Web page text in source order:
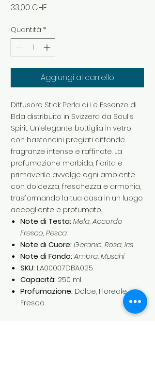
33,00 CHF
Quantità *
Aggiungi al carrello
Diffusore Stick Perla di Le Essenze di
Elda distribuito in Svizzera da Soul's
Spirit. Un’elegante bottiglia in vetro
con bastoncini pregiati diffonde
fragranze intense e raffinate. La
profumazione morbida, fiorita e
primaverile avvolge ogni ambiente
con dolcezza, freschezza e armonia,
trasformando la tua casa in un luogo
accogliente e profumato.
Note di Testa:Mela, Accordo
Fresco, Pesca
Note di Cuore:Geranio, Rosa, Iris
Note di Fondo:Ambra, Muschi
SKU: LA00007DBA.025
Capacità: 250 ml
Profumazione: Dolce, Floreale,
Fresca